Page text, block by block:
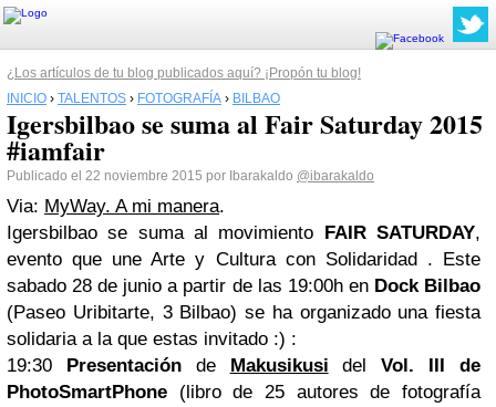
¿Los artículos de tu blog publicados aquí? ¡Propón tu blog!
INICIO › TALENTOS › FOTOGRAFÍA › BILBAO
Igersbilbao se suma al Fair Saturday 2015
#iamfair
Publicado el 22 noviembre 2015 por Ibarakaldo @ibarakaldo
Via: MyWay. A mi manera.
Igersbilbao se suma al movimiento FAIR SATURDAY,
evento que une Arte y Cultura con Solidaridad . Este
sabado 28 de junio a partir de las 19:00h en Dock Bilbao
(Paseo Uribitarte, 3 Bilbao) se ha organizado una fiesta
solidaria a la que estas invitado :) :
19:30 Presentaciónde Makusikusi delVol. III de
PhotoSmartPhone (libro de 25 autores de fotografía